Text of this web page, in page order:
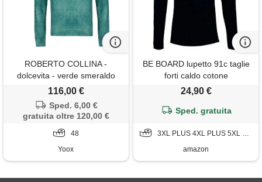
ROBERTO COLLINA -
dolcevita - verde smeraldo
116,00 €
Sped. 6,00 €
gratuita oltre 120,00 €
48
Yoox
BE BOARD lupetto 91c taglie
forti caldo cotone
24,90 €
Sped. gratuita
3XL PLUS 4XL PLUS 5XL PLUS
amazon